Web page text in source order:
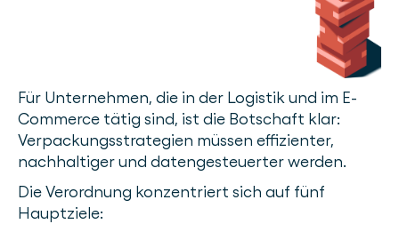
Für Unternehmen, die in der Logistik und im E-
Commerce tätig sind, ist die Botschaft klar:
Verpackungsstrategien müssen effizienter,
nachhaltiger und datengesteuerter werden.
Die Verordnung konzentriert sich auf fünf
Hauptziele: